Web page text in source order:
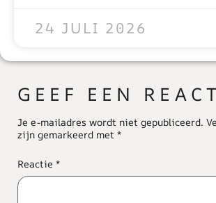
24 JULI 2026
GEEF EEN
Je e-mailadres wordt niet gepubliceerd.
zijn gemarkeerd met *
Reactie *